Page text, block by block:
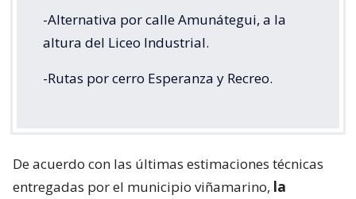
-Alternativa por calle Amunátegui, a la
altura del Liceo Industrial.
-Rutas por cerro Esperanza y Recreo.
De acuerdo con las últimas estimaciones técnicas
entregadas por el municipio viñamarino, la